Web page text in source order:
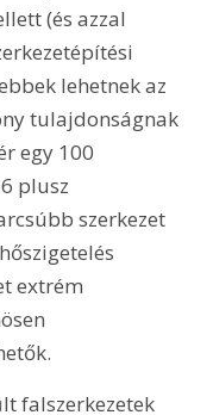
(és azzal
lehetnek az
tulajdonságnak
egy 100
plusz
szerkezet
extrém